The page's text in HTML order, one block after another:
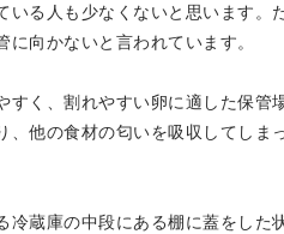
いる人も少なくないと思います。
向かないと言われています。
すく、割れやすい卵に適した保管
、他の食材の匂いを吸収してしま
冷蔵庫の中段にある棚に蓋をした